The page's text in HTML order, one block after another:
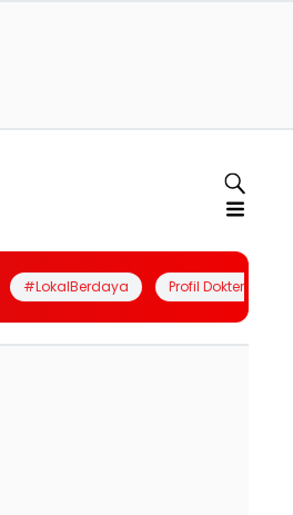
#LokalBerdaya Profil Dokter